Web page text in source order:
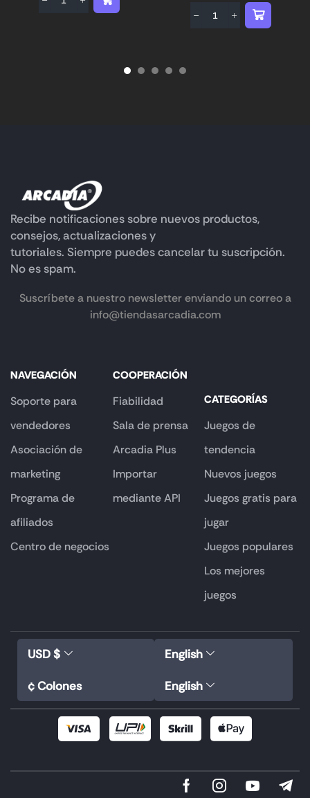
Recibe notificaciones sobre nuevos productos,
consejos, actualizaciones y
tutoriales. Siempre puedes cancelar tu suscripción.
No es spam.
Suscríbete a nuestro newsletter enviando un correo a
info@tiendasarcadia.com
NAVEGACIÓN
Soporte para
vendedores
Asociación de
marketing
Programa de
afiliados
Centro de negocios
COOPERACIÓN
Fiabilidad
Sala de prensa
Arcadia Plus
Importar
mediante API
CATEGORÍAS
Juegos de
tendencia
Nuevos juegos
Juegos gratis para
jugar
Juegos populares
Los mejores
juegos
USD $
¢ Colones
English
English